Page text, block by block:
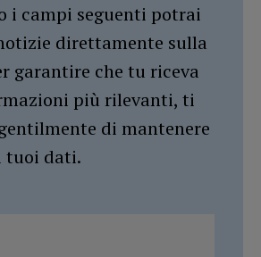
i campi seguenti potrai
direttamente sulla
garantire che tu riceva
più rilevanti, ti
di mantenere
tuoi dati.